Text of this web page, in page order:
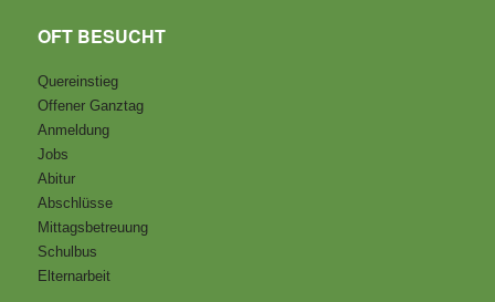
OFT BESUCHT
Quereinstieg
Offener Ganztag
Anmeldung
Jobs
Abitur
Abschlüsse
Mittagsbetreuung
Schulbus
Elternarbeit